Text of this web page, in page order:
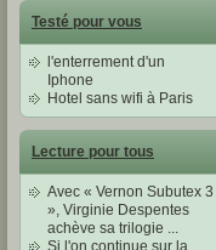
Testé pour vous
l'enterrement d'un
Iphone
Hotel sans wifi à Paris
Lecture pour tous
Avec « Vernon Subutex 3
», Virginie Despentes
achève sa trilogie ...
Si l'on continue sur la